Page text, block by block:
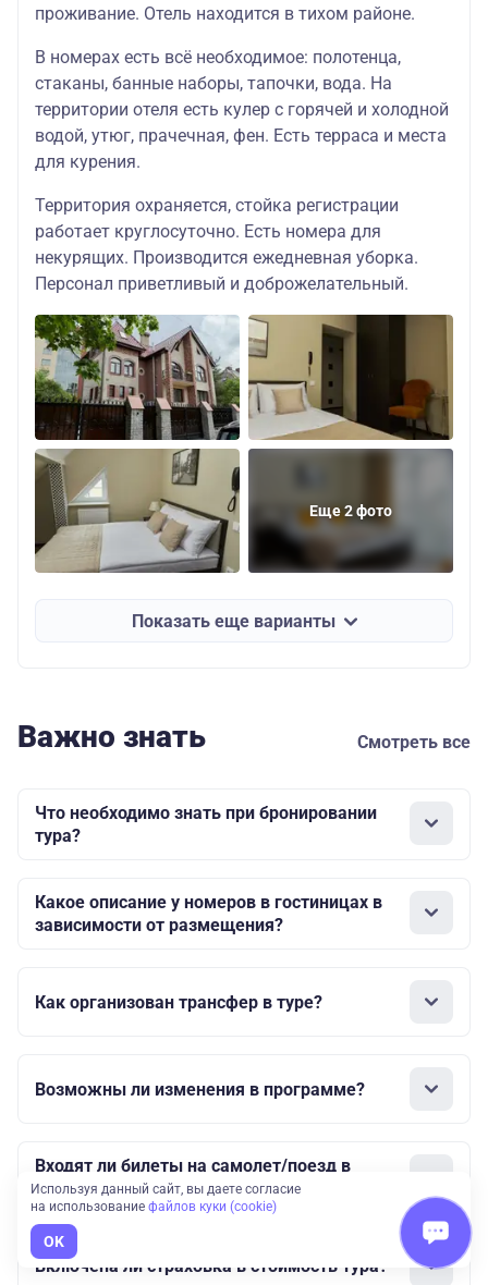
проживание. Отель находится в тихом районе.
В номерах есть всё необходимое: полотенца,
стаканы, банные наборы, тапочки, вода. На
территории отеля есть кулер с горячей и холодной
водой, утюг, прачечная, фен. Есть терраса и места
для курения.
Территория охраняется, стойка регистрации
работает круглосуточно. Есть номера для
некурящих. Производится ежедневная уборка.
Персонал приветливый и доброжелательный.
Еще 2 фото
Показать еще варианты
Важно знать Смотреть все
Что необходимо знать при бронировании
тура?
Какое описание у номеров в гостиницах в
зависимости от размещения?
Как организован трансфер в туре?
Возможны ли изменения в программе?
Входят ли билеты на самолет/поезд в
стоимость тура?
Включена ли страховка в стоимость тура?
Используя данный сайт, вы даете согласие
на использование файлов куки (cookie)
OK